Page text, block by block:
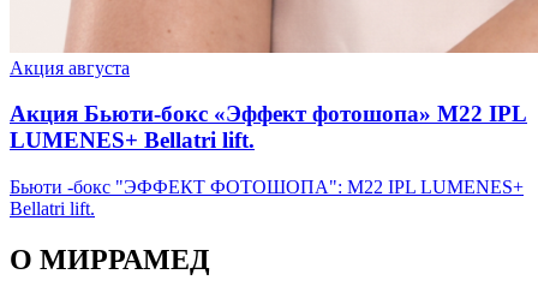
Акция августа
Акция Бьюти-бокс «Эффект фотошопа» М22 IPL
LUMENES+ Bellatri lift.
Бьюти -бокс "ЭФФЕКТ ФОТОШОПА": М22 IPL LUMENES+
Bellatri lift.
О МИРРАМЕД